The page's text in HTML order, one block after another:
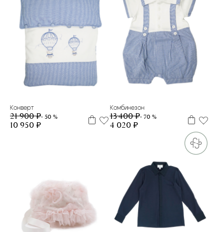
Конверт
21 900 ₽- 50 %
10 950 ₽
Комбинезон
13 400 ₽- 70 %
4 020 ₽